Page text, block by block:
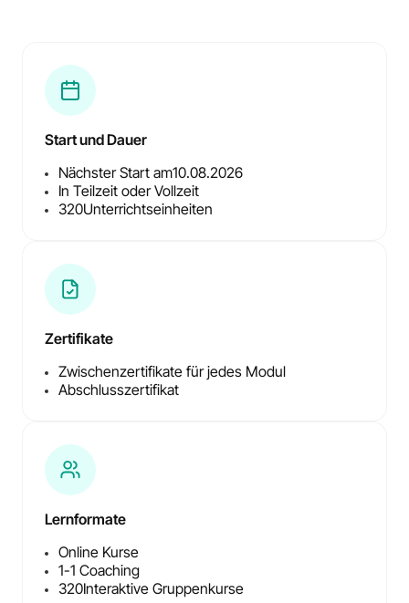
Start und Dauer
Nächster Start am10.08.2026
In Teilzeit oder Vollzeit
320Unterrichtseinheiten
Zertifikate
Zwischenzertifikate für jedes Modul
Abschlusszertifikat
Lernformate
Online Kurse
1-1 Coaching
320Interaktive Gruppenkurse